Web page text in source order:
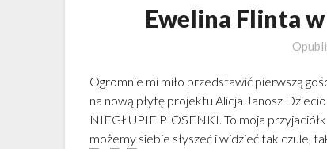
Ewelina Flinta
Ogromnie mi miło przedstawić pierwszą
na nową płytę projektu Alicja Janosz
NIEGŁUPIE PIOSENKI. To moja
możemy siebie słyszeć i widzieć tak czule,